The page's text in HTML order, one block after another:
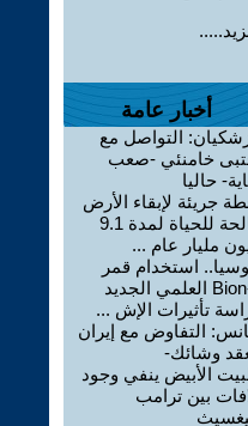
أخبار عامة
التواصل مع
خامنئي -صعب
حاليا
جريئة لإبقاء الأرض
صالحة للحياة لمدة 9.1
مليار عام ...
استخدام قمر
Bion-M العلمي الجديد
تأثيرات الإش ...
التفاوض مع إيران
وشائك-
الأبيض ينفي وجود
بين ترامب